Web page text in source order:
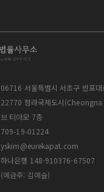
06716 서울특별시 서초구 반포
22770 청라국제도시
브 티아모 7층
709-19-01224
yskim@eurekapat.com
하나은행 148-910376-67507
(예금주: 김예슬)